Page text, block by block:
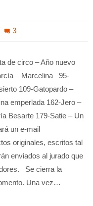
3
circo – Año nuevo
– Marcelina 95-
109-Gatopardo –
emperlada 162-Jero –
Besarte 179-Satie – Un
un e-mail
originales, escritos tal
enviados al jurado que
Se cierra la
Una vez…